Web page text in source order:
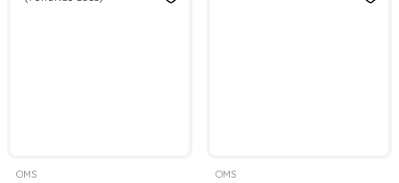
OMS OMS